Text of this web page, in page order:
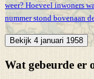
weer? Hoeveel inwoners
nummer stond bovenaan
Bekijk 4 januari 1958
Wat gebeurde er